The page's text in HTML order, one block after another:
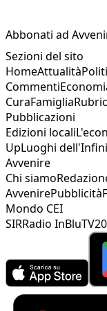
Abbonati ad
Sezioni del sito
HomeAttualità
Commenti
CuraFamiglia
Pubblicazioni
Edizioni locali
UpLuoghi
Avvenire
Chi siamo
AvvenirePubblicità
Mondo CEI
SIRRadio InBlu